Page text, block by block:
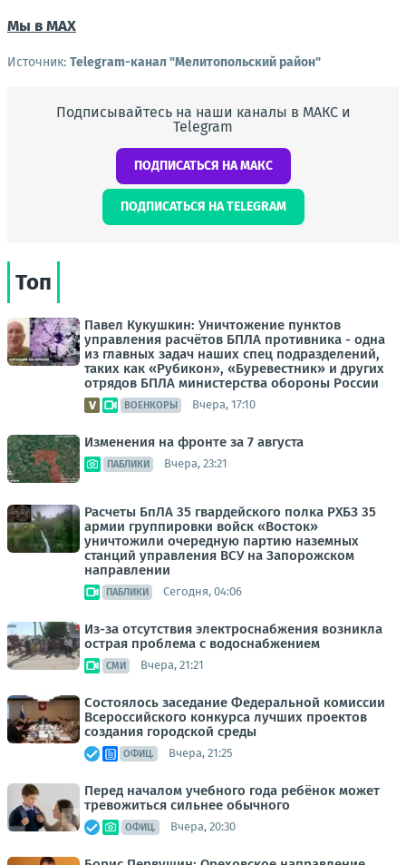
Мы в МАХ
Источник: Telegram-канал "Мелитопольский район"
Подписывайтесь на наши каналы в МАКС и
Telegram
ПОДПИСАТЬСЯ НА МАКС
ПОДПИСАТЬСЯ НА TELEGRAM
Топ
Павел Кукушкин: Уничтожение пунктов
управления расчётов БПЛА противника - одна
из главных задач наших спец подразделений,
таких как «Рубикон», «Буревестник» и других
отрядов БПЛА министерства обороны России
ВОЕНКОРЫ Вчера, 17:10
Изменения на фронте за 7 августа
ПАБЛИКИ Вчера, 23:21
Расчеты БпЛА 35 гвардейского полка РХБЗ 35
армии группировки войск «Восток»
уничтожили очередную партию наземных
станций управления ВСУ на Запорожском
направлении
ПАБЛИКИ Сегодня, 04:06
Из-за отсутствия электроснабжения возникла
острая проблема с водоснабжением
СМИ Вчера, 21:21
Состоялось заседание Федеральной комиссии
Всероссийского конкурса лучших проектов
создания городской среды
ОФИЦ. Вчера, 21:25
Перед началом учебного года ребёнок может
тревожиться сильнее обычного
ОФИЦ. Вчера, 20:30